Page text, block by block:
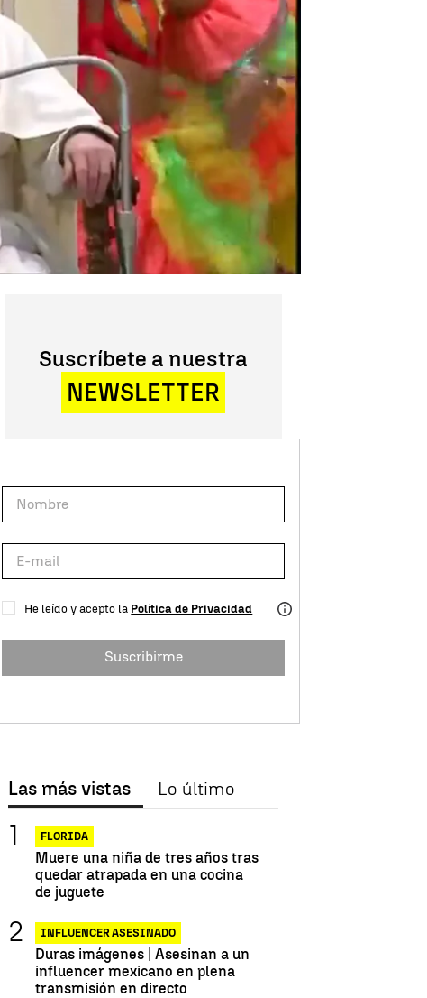
Suscríbete a nuestra
NEWSLETTER
He leído y acepto la Política de Privacidad
Suscribirme
Las más vistas Lo último
FLORIDA
Muere una niña de tres años tras
quedar atrapada en una cocina
de juguete
INFLUENCER ASESINADO
Duras imágenes | Asesinan a un
influencer mexicano en plena
transmisión en directo